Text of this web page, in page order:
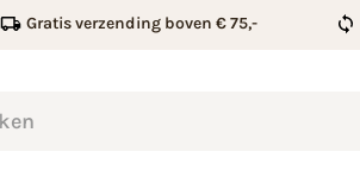
Gratis verzending boven € 75,-